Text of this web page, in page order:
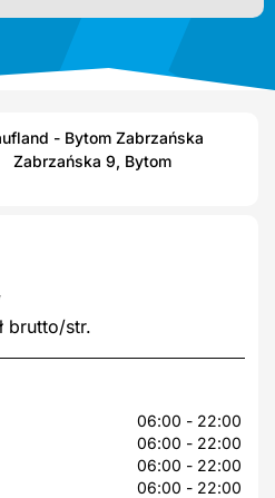
- Bytom Zabrzańska
Zabrzańska 9, Bytom
06:00 - 22:00
06:00 - 22:00
06:00 - 22:00
06:00 - 22:00
brutto/str.